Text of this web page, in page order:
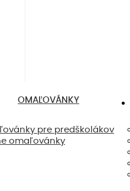
OMAĽOVÁNKY
pre predškolákov
omaľovánky